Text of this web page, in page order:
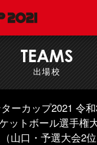
TEAMS
出場校
ーカップ2021 令
ットボール選手権
山口・予選大会2位